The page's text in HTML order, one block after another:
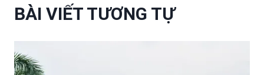
BÀI VIẾT TƯƠNG TỰ